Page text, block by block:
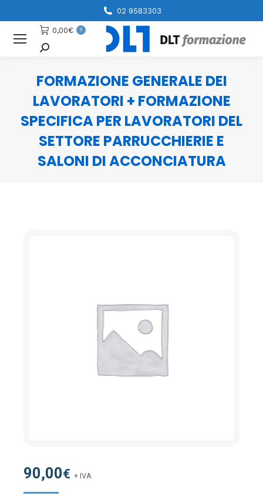
02 9583303
0,00€ 0
Cerca
FORMAZIONE GENERALE DEI
LAVORATORI + FORMAZIONE
SPECIFICA PER LAVORATORI DEL
SETTORE PARRUCCHIERIE E
SALONI DI ACCONCIATURA
90,00€ + IVA